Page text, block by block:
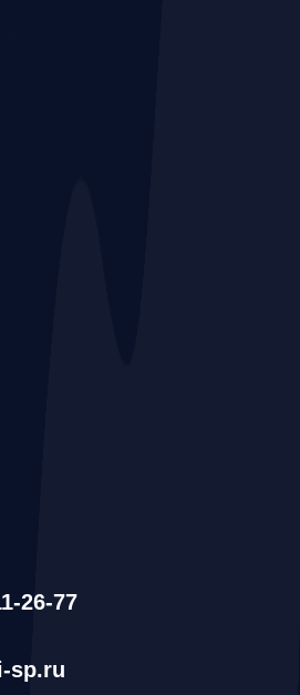
26-77
sp.ru